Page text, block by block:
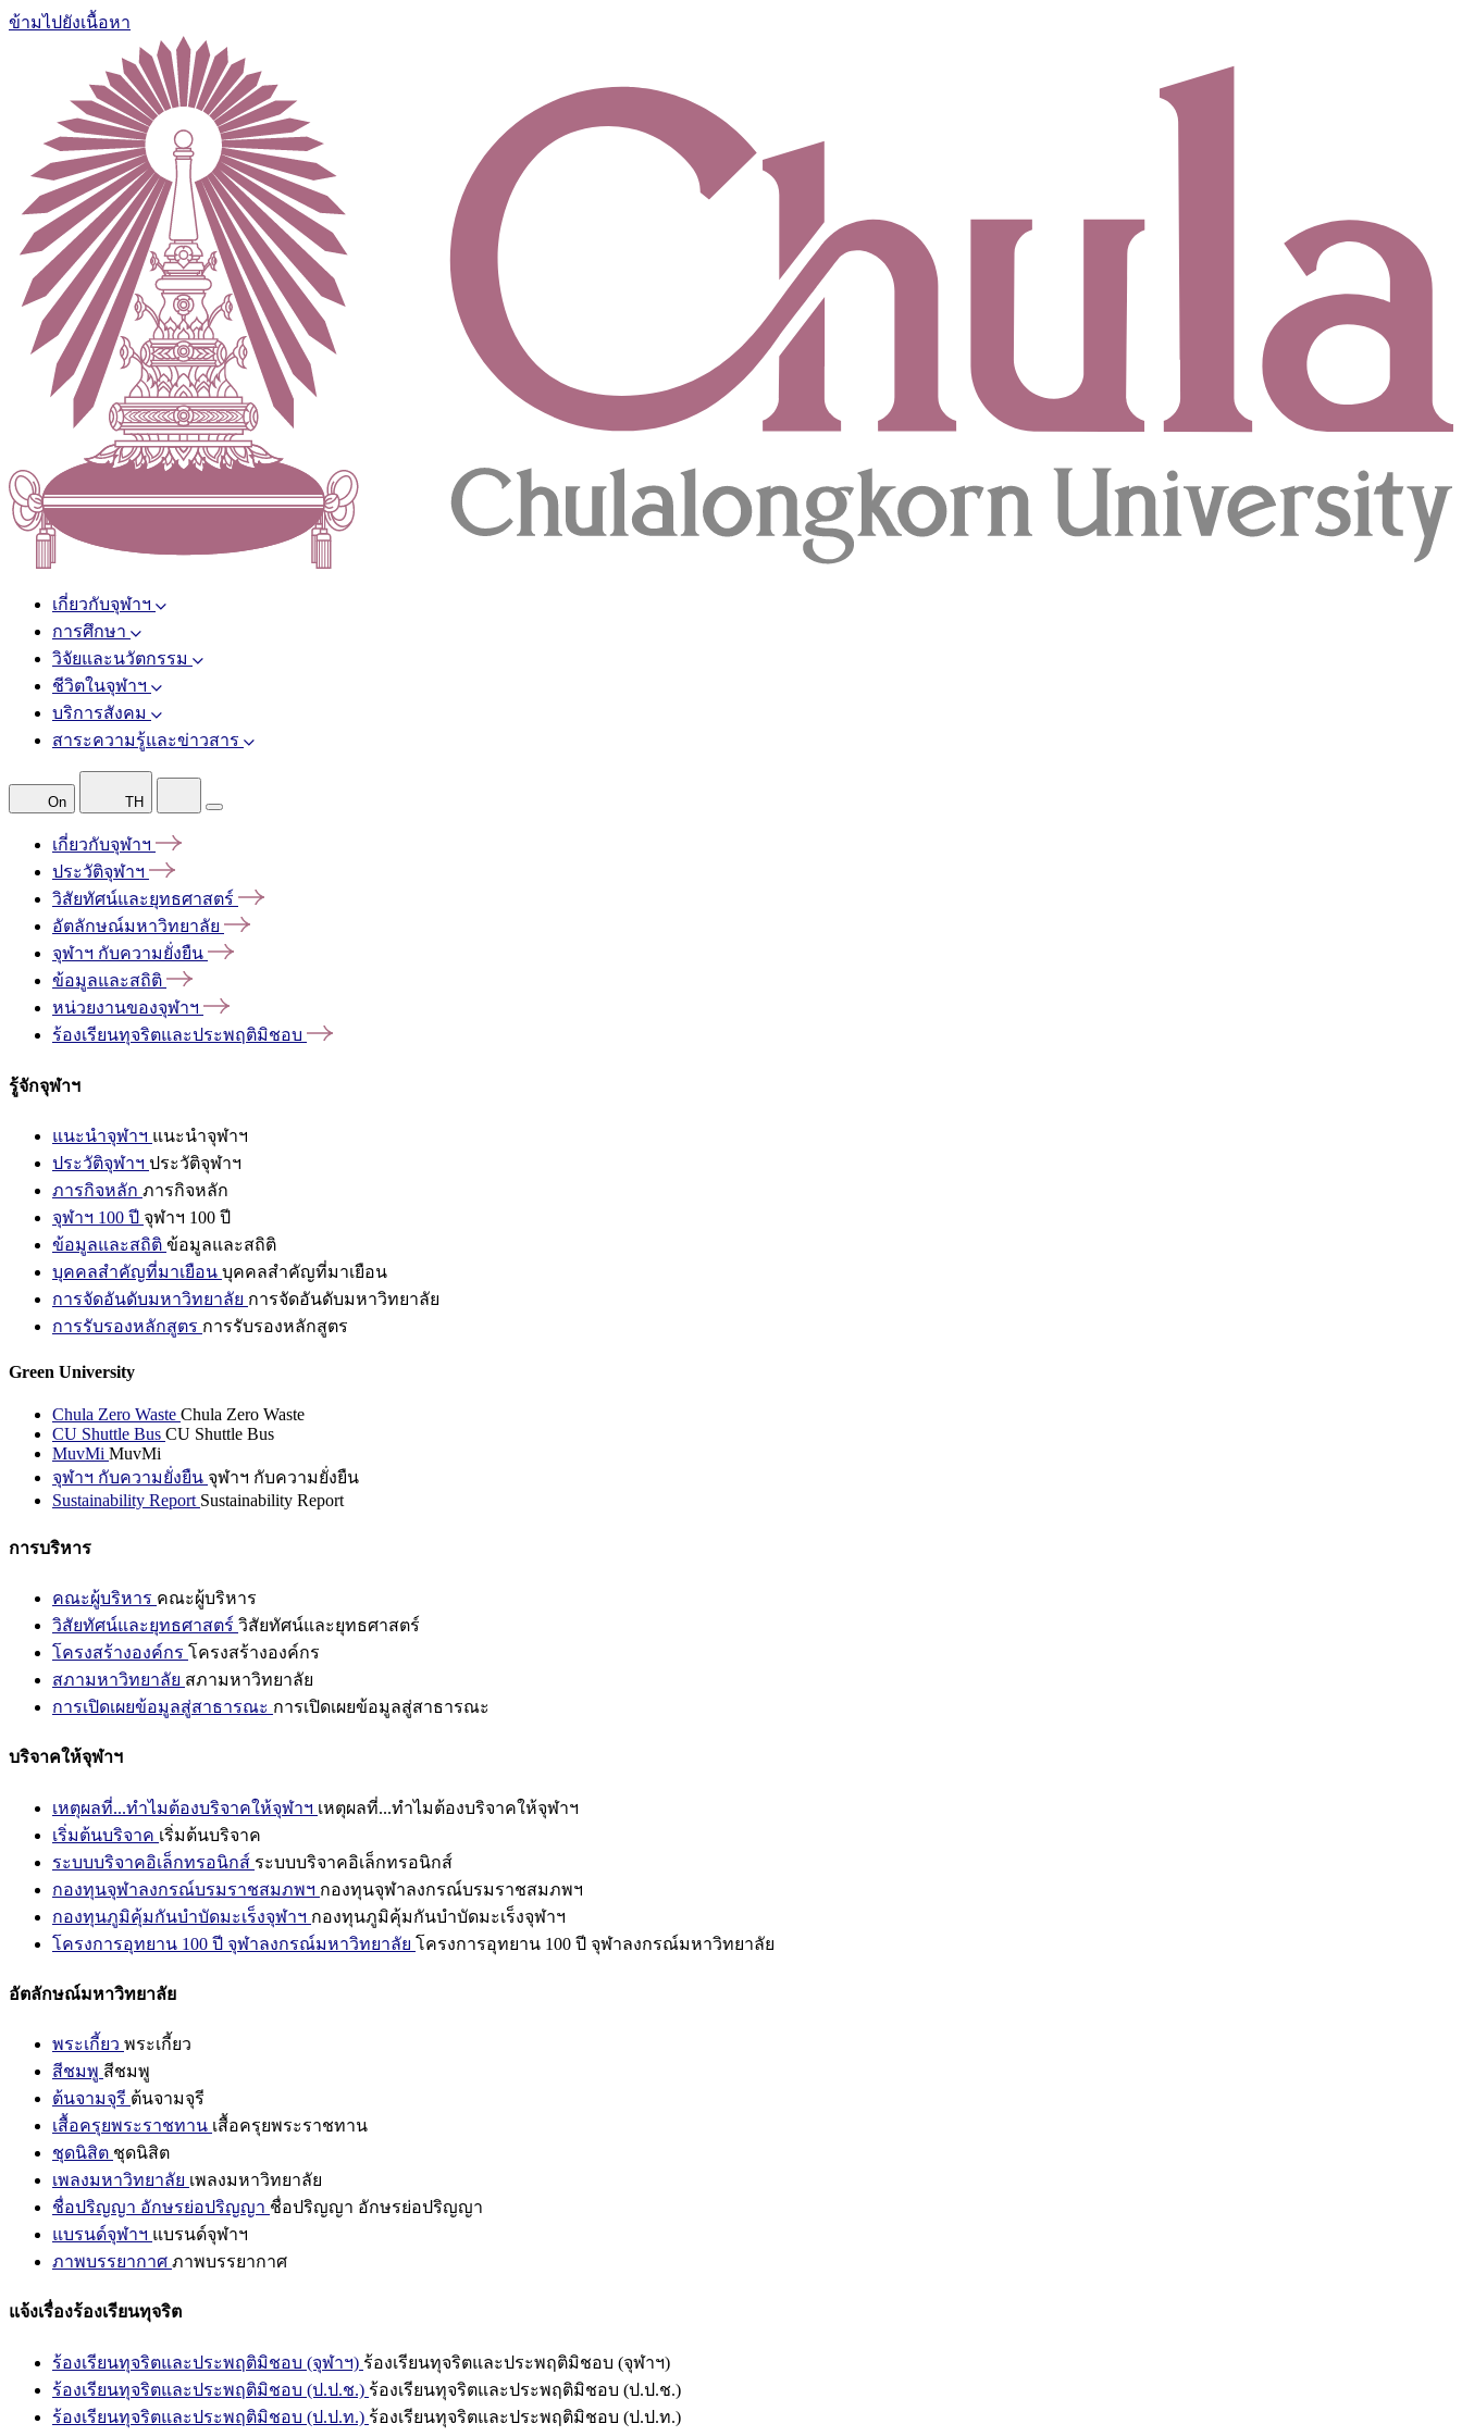
ข้ามไปยังเนื้อหา
เกี่ยวกับจุฬาฯ
การศึกษา
วิจัยและนวัตกรรม
ชีวิตในจุฬาฯ
บริการสังคม
สาระความรู้และข่าวสาร
On TH
เกี่ยวกับจุฬาฯ
ประวัติจุฬาฯ
วิสัยทัศน์และยุทธศาสตร์
อัตลักษณ์มหาวิทยาลัย
จุฬาฯ กับความยั่งยืน
ข้อมูลและสถิติ
หน่วยงานของจุฬาฯ
ร้องเรียนทุจริตและประพฤติมิชอบ
รู้จักจุฬาฯ
แนะนำจุฬาฯ แนะนำจุฬาฯ
ประวัติจุฬาฯ ประวัติจุฬาฯ
ภารกิจหลัก ภารกิจหลัก
จุฬาฯ 100 ปี จุฬาฯ 100 ปี
ข้อมูลและสถิติ ข้อมูลและสถิติ
บุคคลสำคัญที่มาเยือน บุคคลสำคัญที่มาเยือน
การจัดอันดับมหาวิทยาลัย การจัดอันดับมหาวิทยาลัย
การรับรองหลักสูตร การรับรองหลักสูตร
Green University
Chula Zero Waste Chula Zero Waste
CU Shuttle Bus CU Shuttle Bus
MuvMi MuvMi
จุฬาฯ กับความยั่งยืน จุฬาฯ กับความยั่งยืน
Sustainability Report Sustainability Report
การบริหาร
คณะผู้บริหาร คณะผู้บริหาร
วิสัยทัศน์และยุทธศาสตร์ วิสัยทัศน์และยุทธศาสตร์
โครงสร้างองค์กร โครงสร้างองค์กร
สภามหาวิทยาลัย สภามหาวิทยาลัย
การเปิดเผยข้อมูลสู่สาธารณะ การเปิดเผยข้อมูลสู่สาธารณะ
บริจาคให้จุฬาฯ
เหตุผลที่...ทำไมต้องบริจาคให้จุฬาฯ เหตุผลที่...ทำไมต้องบริจาคให้จุฬาฯ
เริ่มต้นบริจาค เริ่มต้นบริจาค
ระบบบริจาคอิเล็กทรอนิกส์ ระบบบริจาคอิเล็กทรอนิกส์
กองทุนจุฬาลงกรณ์บรมราชสมภพฯ กองทุนจุฬาลงกรณ์บรมราชสมภพฯ
กองทุนภูมิคุ้มกันบำบัดมะเร็งจุฬาฯ กองทุนภูมิคุ้มกันบำบัดมะเร็งจุฬาฯ
โครงการอุทยาน 100 ปี จุฬาลงกรณ์มหาวิทยาลัย โครงการอุทยาน 100 ปี จุฬาลงกรณ์มหาวิทยาลัย
อัตลักษณ์มหาวิทยาลัย
พระเกี้ยว พระเกี้ยว
สีชมพู สีชมพู
ต้นจามจุรี ต้นจามจุรี
เสื้อครุยพระราชทาน เสื้อครุยพระราชทาน
ชุดนิสิต ชุดนิสิต
เพลงมหาวิทยาลัย เพลงมหาวิทยาลัย
ชื่อปริญญา อักษรย่อปริญญา ชื่อปริญญา อักษรย่อปริญญา
แบรนด์จุฬาฯ แบรนด์จุฬาฯ
ภาพบรรยากาศ ภาพบรรยากาศ
แจ้งเรื่องร้องเรียนทุจริต
ร้องเรียนทุจริตและประพฤติมิชอบ (จุฬาฯ) ร้องเรียนทุจริตและประพฤติมิชอบ (จุฬาฯ)
ร้องเรียนทุจริตและประพฤติมิชอบ (ป.ป.ช.) ร้องเรียนทุจริตและประพฤติมิชอบ (ป.ป.ช.)
ร้องเรียนทุจริตและประพฤติมิชอบ (ป.ป.ท.) ร้องเรียนทุจริตและประพฤติมิชอบ (ป.ป.ท.)